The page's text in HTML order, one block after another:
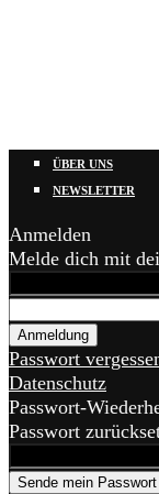
ÜBER UNS
NEWSLETTER
Anmelden
Melde dich mit
Passwort
Datenschutz
Passwort-
Passwort